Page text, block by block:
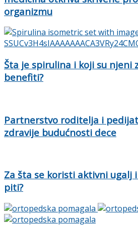
organizmu
Šta je spirulina i koji su njeni
benefiti?
Partnerstvo roditelja i
zdravije budućnosti dece
Za šta se koristi aktivni ugalj
piti?